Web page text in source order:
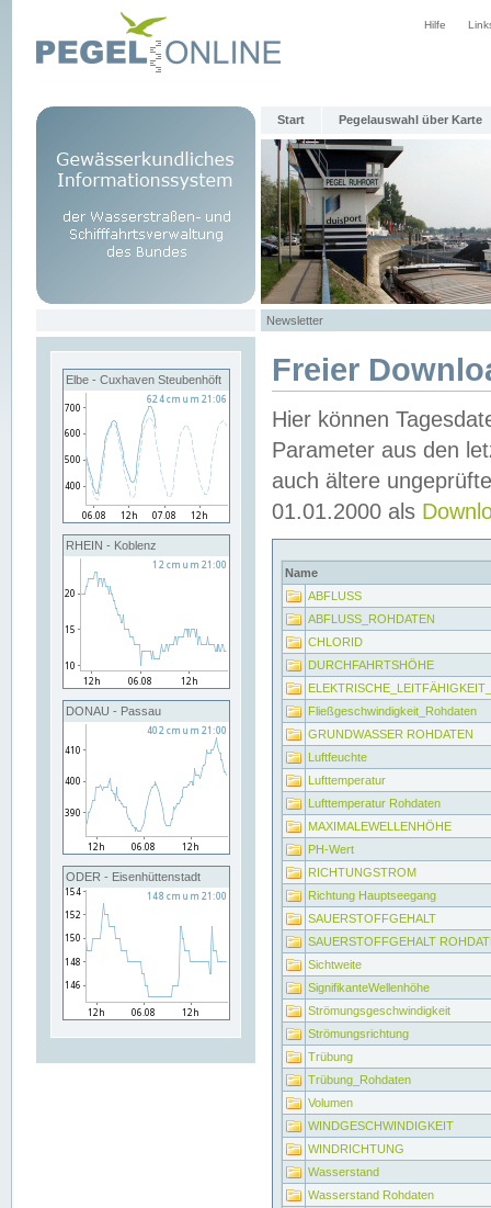
Hilfe
Start Pegelauswahl über Karte
Newsletter
Elbe - Cuxhaven Steubenhöft
RHEIN - Koblenz
DONAU - Passau
ODER - Eisenhüttenstadt
Freier
Hier können
Parameter aus den
auch ältere
01.01.2000 als
Name
ABFLUSS
ABFLUSS_ROHDATEN
CHLORID
DURCHFAHRTSHÖHE
Fließgeschwindigkeit_Rohdaten
GRUNDWASSER ROHDATEN
Luftfeuchte
Lufttemperatur
Lufttemperatur Rohdaten
MAXIMALEWELLENHÖHE
PH-Wert
RICHTUNGSTROM
Richtung Hauptseegang
SAUERSTOFFGEHALT
SAUERSTOFFGEHALT
Sichtweite
SignifikanteWellenhöhe
Strömungsgeschwindigkeit
Strömungsrichtung
Trübung
Trübung_Rohdaten
Volumen
WINDGESCHWINDIGKEIT
WINDRICHTUNG
Wasserstand
Wasserstand Rohdaten